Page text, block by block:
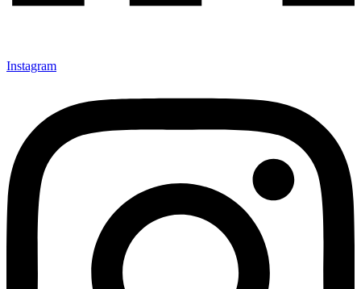
Instagram